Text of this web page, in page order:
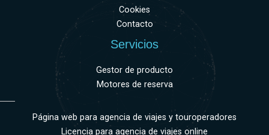
Cookies
Contacto
Servicios
Gestor de producto
Motores de reserva
Página web para agencia de viajes y touroperadores
Licencia para agencia de viajes online